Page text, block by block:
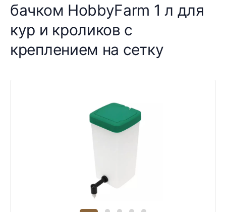
бачком HobbyFarm 1 л для
кур и кроликов с
креплением на сетку